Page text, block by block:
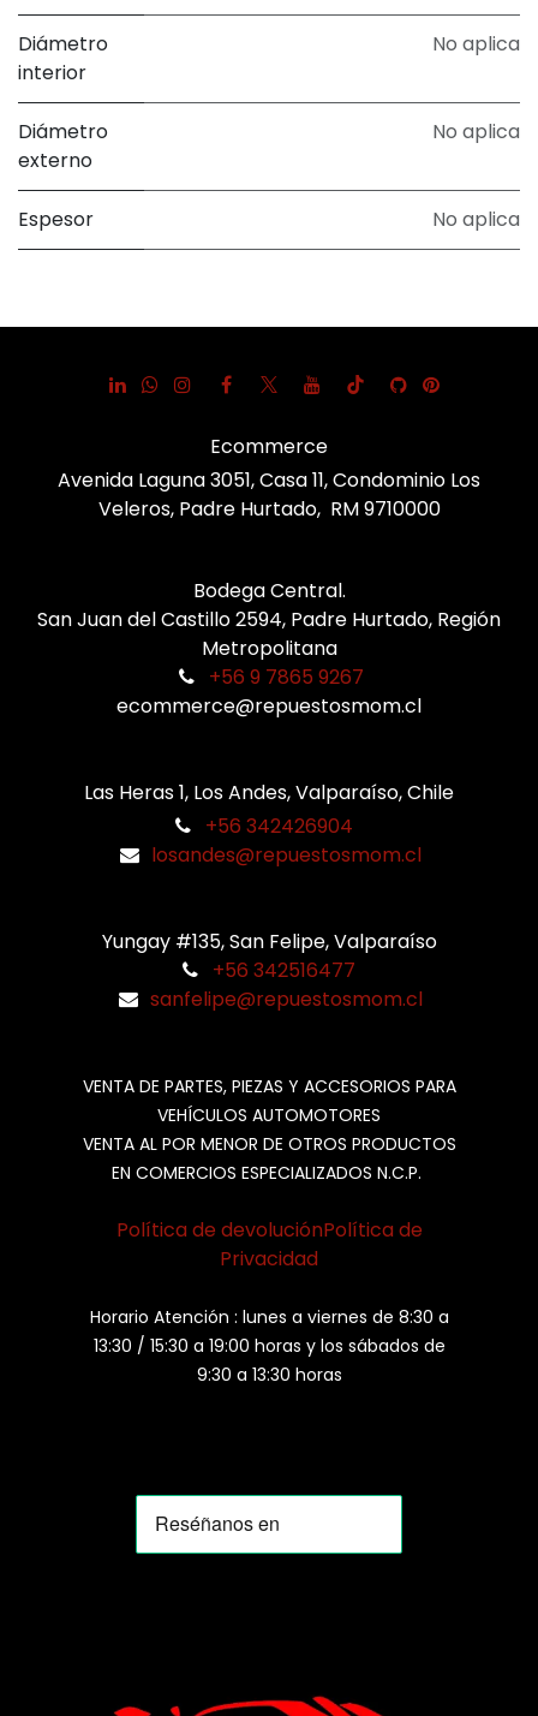
Diámetro
interior
No aplica
Diámetro
externo
No aplica
Espesor No aplica
Ecommerce
Avenida Laguna 3051, Casa 11, Condominio Los
Veleros, Padre Hurtado, RM 9710000
Bodega Central.
San Juan del Castillo 2594, Padre Hurtado, Región
Metropolitana
+56 9 7865 9267
ecommerce@repuestosmom.cl
Las Heras 1, Los Andes, Valparaíso, Chile
+56 342426904
losandes@repuestosmom.cl
Yungay #135, San Felipe, Valparaíso
+56 342516477
sanfelipe@repuestosmom.cl
VENTA DE PARTES, PIEZAS Y ACCESORIOS PARA
VEHÍCULOS AUTOMOTORES
VENTA AL POR MENOR DE OTROS PRODUCTOS
EN COMERCIOS ESPECIALIZADOS N.C.P.
Política de devoluciónPolítica de
Privacidad
Horario Atención : lunes a viernes de 8:30 a
13:30 / 15:30 a 19:00 horas y los sábados de
9:30 a 13:30 horas